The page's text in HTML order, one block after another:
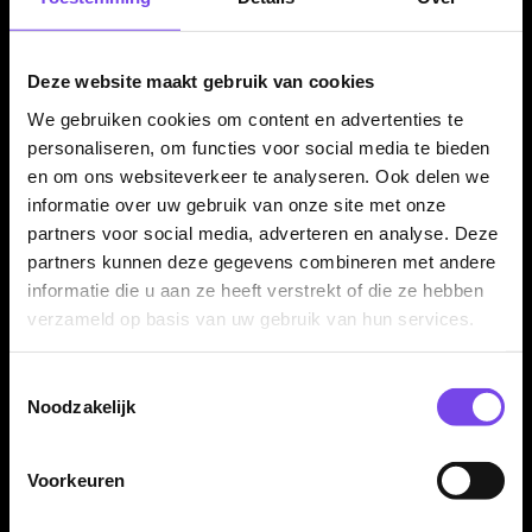
Deze website maakt gebruik van cookies
We gebruiken cookies om content en advertenties te
personaliseren, om functies voor social media te bieden
en om ons websiteverkeer te analyseren. Ook delen we
informatie over uw gebruik van onze site met onze
partners voor social media, adverteren en analyse. Deze
partners kunnen deze gegevens combineren met andere
informatie die u aan ze heeft verstrekt of die ze hebben
verzameld op basis van uw gebruik van hun services.
Noodzakelijk
Voorkeuren
kun je de lengte kiezen die het beste past bij jouw grip, worp
Geleverd per set van 3 stuks
De Red Dragon Nitro Flite System Gerwyn Price NO2 wordt
geleverd per set van drie stuks. Daarmee heb je direct genoeg
voor één complete set dartpijlen.
Kenmerken van de Red Dragon Nitro Flite System Gerwyn
Price NO2 Dart Flights
✓ Gerwyn Price player uitvoering